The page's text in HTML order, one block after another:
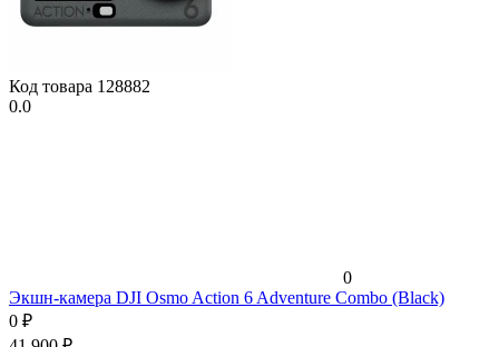
Код товара 128882
0.0
0
Экшн-камера DJI Osmo Action 6 Adventure Combo (Black)
0 ₽